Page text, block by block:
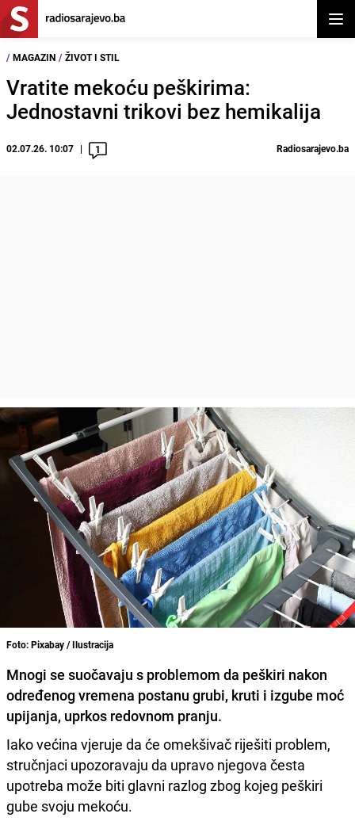
/ MAGAZIN / ŽIVOT I STIL
Vratite mekoću peškirima:
Jednostavni trikovi bez hemikalija
02.07.26. 10:07 1 Radiosarajevo.ba
Foto: Pixabay / Ilustracija
Mnogi se suočavaju s problemom da peškiri nakon
određenog vremena postanu grubi, kruti i izgube moć
upijanja, uprkos redovnom pranju.
Iako većina vjeruje da će omekšivač riješiti problem,
stručnjaci upozoravaju da upravo njegova česta
upotreba može biti glavni razlog zbog kojeg peškiri
gube svoju mekoću.